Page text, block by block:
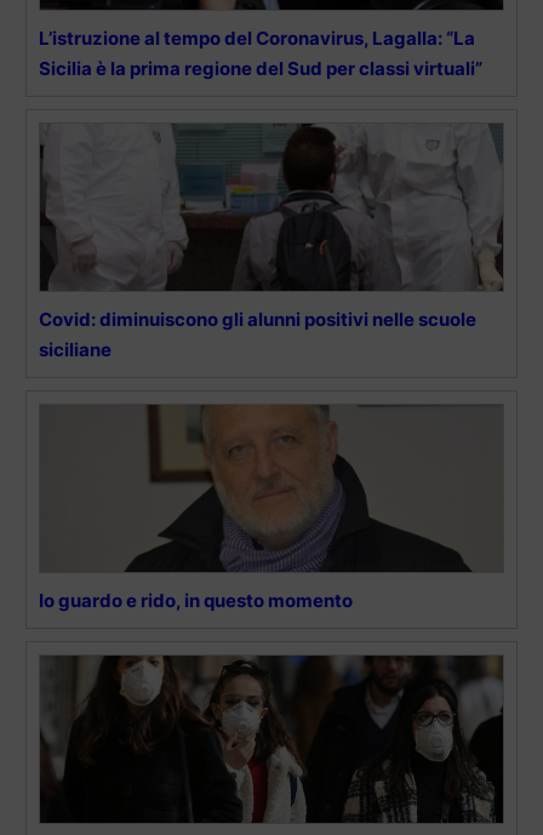
L’istruzione al tempo del Coronavirus, Lagalla: “La
Sicilia è la prima regione del Sud per classi virtuali”
Covid: diminuiscono gli alunni positivi nelle scuole
siciliane
Io guardo e rido, in questo momento